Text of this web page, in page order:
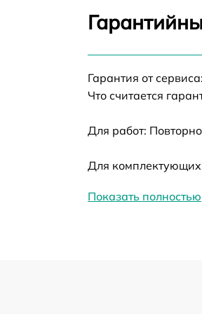
Калибровка и
Ремонт датчика
Ремонт оптики
Восстановление
Замена ключей
Гарантия от
Что считается
Для работ:
Для
Показать полностью